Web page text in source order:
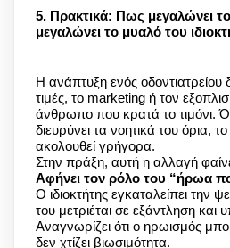
5. Πρακτικά: Πως μεγαλώνει
μεγαλώνει το μυαλό του
Η ανάπτυξη ενός οδοντιατρείου
τιμές, το marketing ή τον
άνθρωπο που κρατά το τιμόνι.
διευρύνει τα νοητικά του όρια,
ακολουθεί γρήγορα.
Στην πράξη, αυτή η αλλαγή
Αφήνει τον ρόλο του “ήρωα
Ο ιδιοκτήτης εγκαταλείπει την
του μετριέται σε εξάντληση
Αναγνωρίζει ότι ο ηρωισμός
δεν χτίζει βιωσιμότητα.